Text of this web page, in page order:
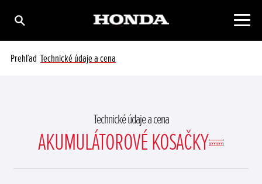
Prehľad Technické údaje a cena
Technické údaje a cena
AKUMULÁTOROVÉ KOSAČKY